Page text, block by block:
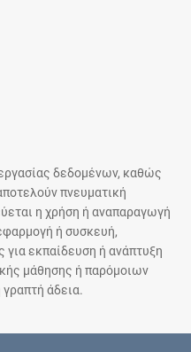
δεδομένων, καθώς
πνευματική
η χρήση ή αναπαραγωγή
ή συσκευή,
εκπαίδευση ή ανάπτυξη
μάθησης ή παρόμοιων
άδεια.